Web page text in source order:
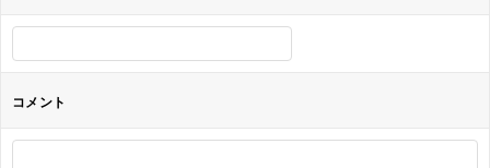
コメント